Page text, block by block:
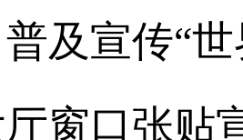
及宣传“
窗口张贴